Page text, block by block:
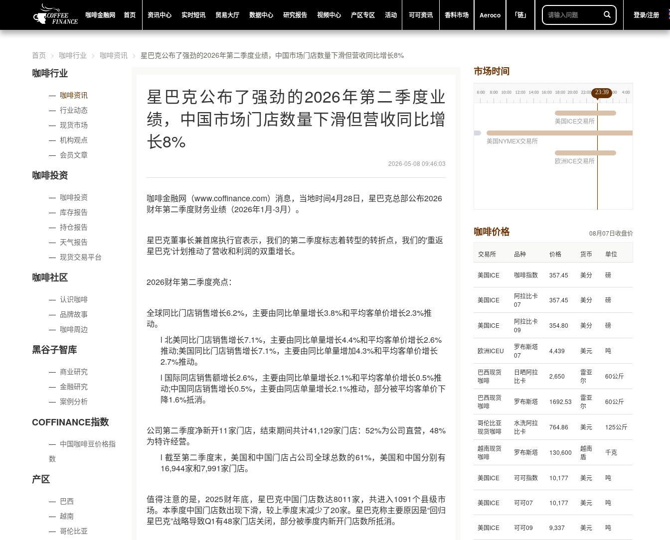
咖啡金融网 首页 资讯中心 实时短讯 贸易大厅 数据中心 研究报告 视频中心 产区专区 活动 可可资讯 香料市场 Aeroco 「链」 登录/注册
首页 咖啡行业 咖啡资讯 星巴克公布了强劲的2026年第二季度业绩，中国市场门店数量下滑但营收同比增长8%
咖啡行业
— 咖啡资讯
—行业动态
—现货市场
—机构观点
—会员文章
咖啡投资
— 咖啡投资
— 库存报告
—持仓报告
— 天气报告
—现货交易平台
咖啡社区
—认识咖啡
— 品牌故事
— 咖啡周边
黑谷子智库
— 商业研究
—金融研究
—案例分析
COFFINANCE指数
— 中国咖啡豆价格指
数
产区
— 巴西
—越南
—哥伦比亚
星巴克公布了强劲的2026年第二季度业
绩，中国市场门店数量下滑但营收同比增
长8%
2026-05-08 09:46:03
咖啡金融网（www.coffinance.com）消息，当地时间4月28日，星巴克总部公布2026
财年第二季度财务业绩（2026年1月-3月）。
星巴克董事长兼首席执行官表示，我们的第二季度标志着转型的转折点，我们的'重返
星巴克'计划推动了营收和利润的双重增长。
2026财年第二季度亮点：
全球同比门店销售增长6.2%，主要由同比单量增长3.8%和平均客单价增长2.3%推
动。
l 北美同比门店销售增长7.1%，主要由同比单量增长4.4%和平均客单价增长2.6%
推动;美国同比门店销售增长7.1%，主要由同比单量增加4.3%和平均客单价增长
2.7%推动。
l 国际同店销售额增长2.6%，主要由同比单量增长2.1%和平均客单价增长0.5%推
动;中国同店销售增长0.5%，主要由同店单量增长2.1%推动，部分被平均客单价下
降1.6%抵消。
公司第二季度净新开11家门店，结束期间共计41,129家门店：52%为公司直营，48%
为特许经营。
l 截至第二季度末，美国和中国门店占公司全球总数的61%，美国和中国分别有
16,944家和7,991家门店。
值得注意的是，2025财年底，星巴克中国门店数达8011家，共进入1091个县级市
场。本季度中国门店数出现下滑，较上季度末减少了20家。星巴克称主要原因是“回归
星巴克”战略导致Q1有48家门店关闭，部分被季度内新开门店数所抵消。
市场时间
美国ICE交易所
美国NYMEX交易所
欧洲ICE交易所
23:39
咖啡价格 08月07日收盘价
交易所 品种 价格 货币 单位
美国ICE 咖啡指数 357.45 美分 磅
美国ICE
阿拉比卡
07
357.45 美分 磅
美国ICE
阿拉比卡
09
354.80 美分 磅
欧洲ICEU
罗布斯塔
07
4,439 美元 吨
巴西现货
咖啡
日晒阿拉
比卡
2,650
雷亚
尔
60公斤
巴西现货
咖啡
罗布斯塔 1692.53
雷亚
尔
60公斤
哥伦比亚
现货咖啡
水洗阿拉
比卡
764.86 美元 125公斤
越南现货
咖啡
罗布斯塔 130,600
越南
盾
千克
美国ICE 可可指数 10,177 美元 吨
美国ICE 可可07 10,177 美元 吨
美国ICE 可可09 9,337 美元 吨